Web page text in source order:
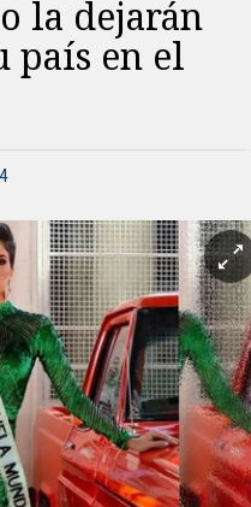
la dejarán
país en el